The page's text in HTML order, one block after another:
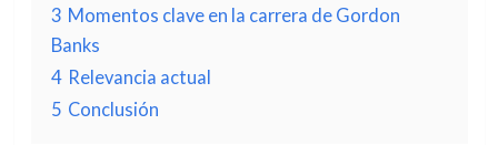
3 Momentos clave en la carrera de Gordon
Banks
4 Relevancia actual
5 Conclusión